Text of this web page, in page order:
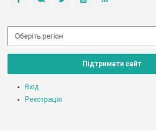
Підтримати сайт
Вхід
Реєстрація